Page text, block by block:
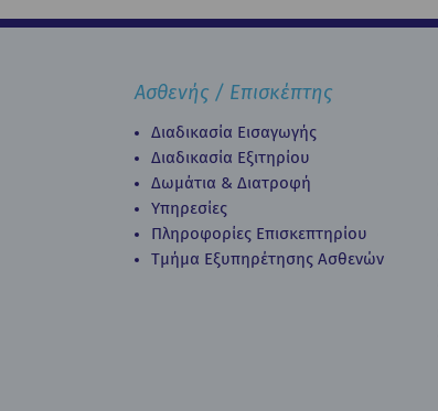
Ασθενής / Επισκέπτης
Διαδικασία Εισαγωγής
Διαδικασία Eξιτηρίου
Δωμάτια & Διατροφή
Υπηρεσίες
Πληροφορίες Επισκεπτηρίου
Τμήμα Εξυπηρέτησης Ασθενών